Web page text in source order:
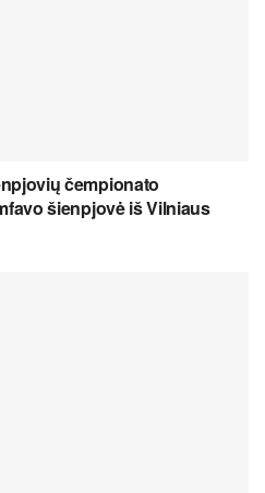
čempionato
šienpjovė iš Vilniaus